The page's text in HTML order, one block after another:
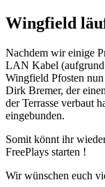
Wingfield
Nachdem wir einige
LAN Kabel (aufgrund
Wingfield Pfosten
Dirk Bremer, der
der Terrasse verbaut
eingebunden.
Somit könnt ihr
FreePlays starten !
Wir wünschen euch